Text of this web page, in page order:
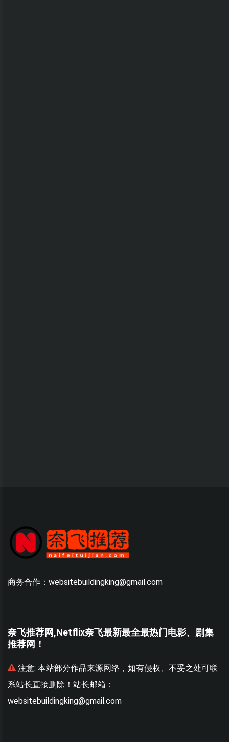
商务合作：websitebuildingking@gmail.com
奈飞推荐网,Netflix奈飞最新最全最热门电影、剧集
推荐网！
注意: 本站部分作品来源网络，如有侵权、不妥之处可联
系站长直接删除！站长邮箱：
websitebuildingking@gmail.com